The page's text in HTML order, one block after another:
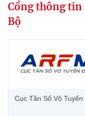
Trang chủ
Chức năng nhiệm
Tin tức sự kiện
Hệ thống văn bản
Cổng thông tin
Bộ
Cục Tần Số Vô